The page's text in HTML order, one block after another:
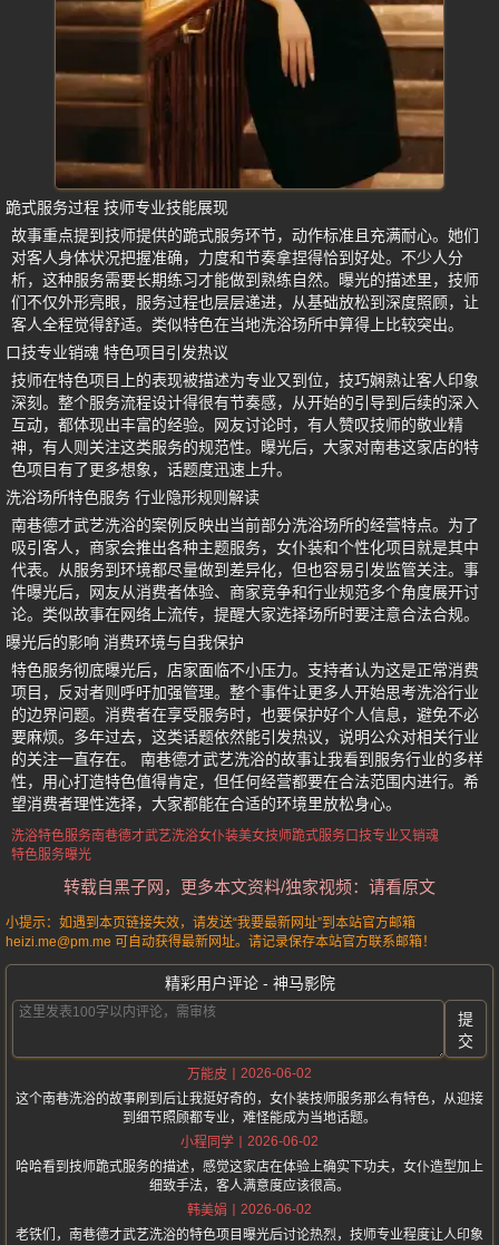
跪式服务过程 技师专业技能展现
故事重点提到技师提供的跪式服务环节，动作标准且充满耐心。她们
对客人身体状况把握准确，力度和节奏拿捏得恰到好处。不少人分
析，这种服务需要长期练习才能做到熟练自然。曝光的描述里，技师
们不仅外形亮眼，服务过程也层层递进，从基础放松到深度照顾，让
客人全程觉得舒适。类似特色在当地洗浴场所中算得上比较突出。
口技专业销魂 特色项目引发热议
技师在特色项目上的表现被描述为专业又到位，技巧娴熟让客人印象
深刻。整个服务流程设计得很有节奏感，从开始的引导到后续的深入
互动，都体现出丰富的经验。网友讨论时，有人赞叹技师的敬业精
神，有人则关注这类服务的规范性。曝光后，大家对南巷这家店的特
色项目有了更多想象，话题度迅速上升。
洗浴场所特色服务 行业隐形规则解读
南巷德才武艺洗浴的案例反映出当前部分洗浴场所的经营特点。为了
吸引客人，商家会推出各种主题服务，女仆装和个性化项目就是其中
代表。从服务到环境都尽量做到差异化，但也容易引发监管关注。事
件曝光后，网友从消费者体验、商家竞争和行业规范多个角度展开讨
论。类似故事在网络上流传，提醒大家选择场所时要注意合法合规。
曝光后的影响 消费环境与自我保护
特色服务彻底曝光后，店家面临不小压力。支持者认为这是正常消费
项目，反对者则呼吁加强管理。整个事件让更多人开始思考洗浴行业
的边界问题。消费者在享受服务时，也要保护好个人信息，避免不必
要麻烦。多年过去，这类话题依然能引发热议，说明公众对相关行业
的关注一直存在。 南巷德才武艺洗浴的故事让我看到服务行业的多样
性，用心打造特色值得肯定，但任何经营都要在合法范围内进行。希
望消费者理性选择，大家都能在合适的环境里放松身心。
洗浴特色服务南巷德才武艺洗浴女仆装美女技师跪式服务口技专业又销魂
特色服务曝光
转载自黑子网，更多本文资料/独家视频：请看原文
小提示：如遇到本页链接失效，请发送“我要最新网址”到本站官方邮箱
heizi.me@pm.me 可自动获得最新网址。请记录保存本站官方联系邮箱！
精彩用户评论 - 神马影院
提
交
万能皮
2026-06-02
这个南巷洗浴的故事刷到后让我挺好奇的，女仆装技师服务那么有特色，从迎接
到细节照顾都专业，难怪能成为当地话题。
小程同学
2026-06-02
哈哈看到技师跪式服务的描述，感觉这家店在体验上确实下功夫，女仆造型加上
细致手法，客人满意度应该很高。
韩美娟
2026-06-02
老铁们，南巷德才武艺洗浴的特色项目曝光后讨论热烈，技师专业程度让人印象